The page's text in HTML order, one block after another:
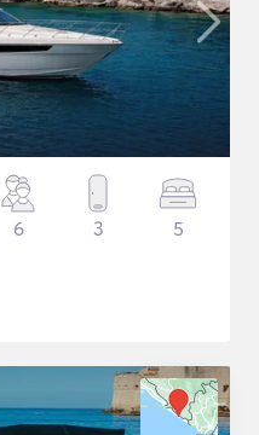
6 3 5